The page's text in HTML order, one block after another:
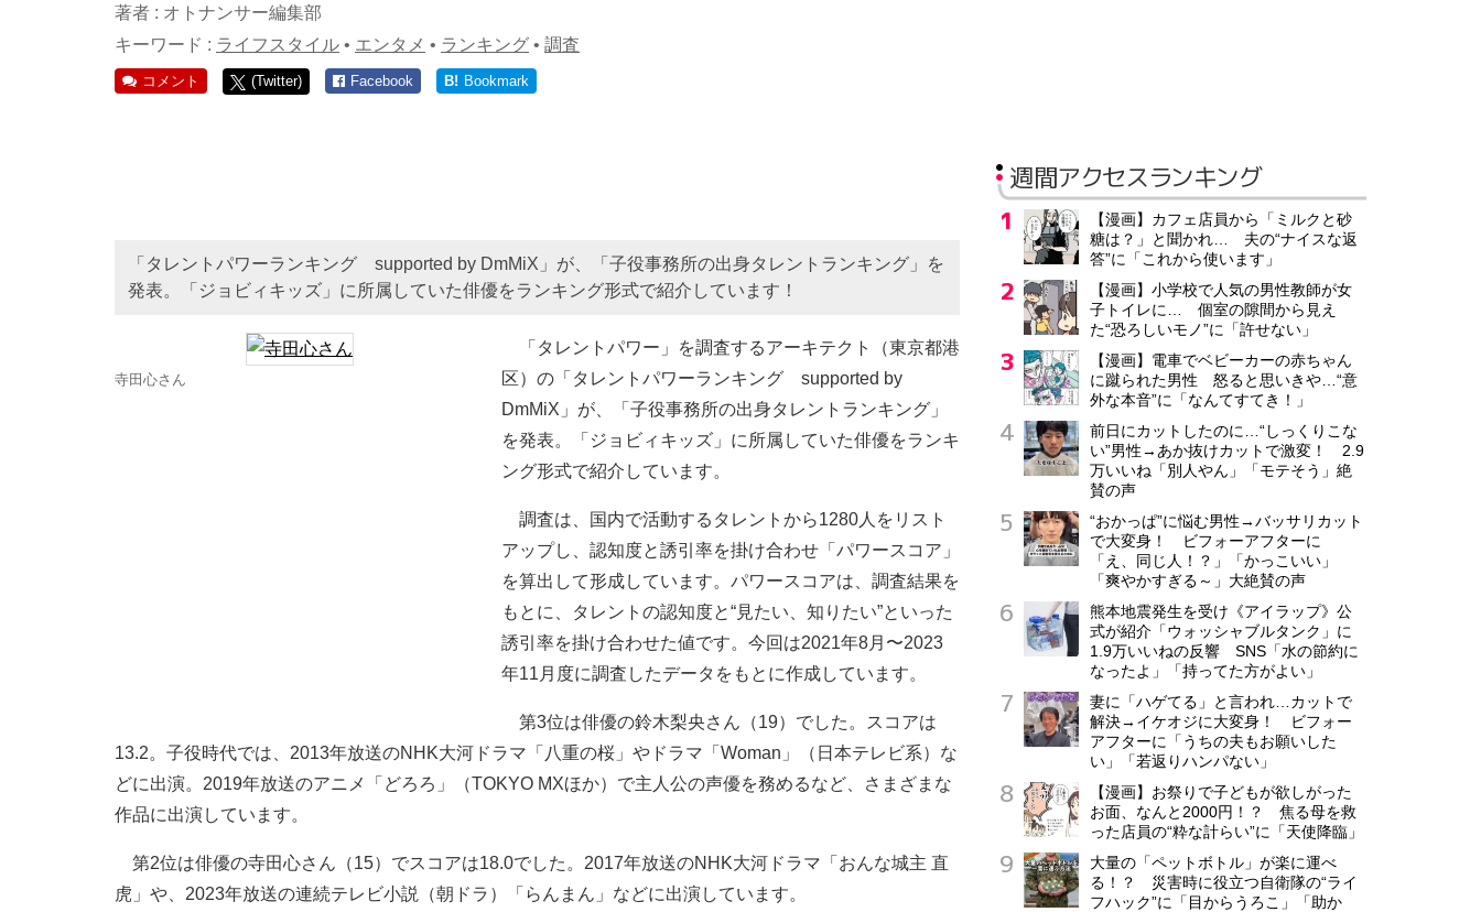
著者 : オトナンサー編集部
キーワード : ライフスタイル • エンタメ • ランキング • 調査
コメント (Twitter) Facebook B! Bookmark
「タレントパワーランキング supported by DmMiX」が、「子役事務所の出身タレントランキング」を
発表。「ジョビィキッズ」に所属していた俳優をランキング形式で紹介しています！
寺田心さん
「タレントパワー」を調査するアーキテクト（東京都港
区）の「タレントパワーランキング supported by
DmMiX」が、「子役事務所の出身タレントランキング」
を発表。「ジョビィキッズ」に所属していた俳優をランキ
ング形式で紹介しています。
調査は、国内で活動するタレントから1280人をリスト
アップし、認知度と誘引率を掛け合わせ「パワースコア」
を算出して形成しています。パワースコアは、調査結果を
もとに、タレントの認知度と“見たい、知りたい”といった
誘引率を掛け合わせた値です。今回は2021年8月〜2023
年11月度に調査したデータをもとに作成しています。
第3位は俳優の鈴木梨央さん（19）でした。スコアは
13.2。子役時代では、2013年放送のNHK大河ドラマ「八重の桜」やドラマ「Woman」（日本テレビ系）な
どに出演。2019年放送のアニメ「どろろ」（TOKYO MXほか）で主人公の声優を務めるなど、さまざまな
作品に出演しています。
第2位は俳優の寺田心さん（15）でスコアは18.0でした。2017年放送のNHK大河ドラマ「おんな城主 直
虎」や、2023年放送の連続テレビ小説（朝ドラ）「らんまん」などに出演しています。
週間アクセスランキング
【漫画】カフェ店員から「ミルクと砂
糖は？」と聞かれ… 夫の“ナイスな返
答”に「これから使います」
【漫画】小学校で人気の男性教師が女
子トイレに… 個室の隙間から見え
た“恐ろしいモノ”に「許せない」
【漫画】電車でベビーカーの赤ちゃん
に蹴られた男性 怒ると思いきや…“意
外な本音”に「なんてすてき！」
前日にカットしたのに…“しっくりこな
い”男性→あか抜けカットで激変！ 2.9
万いいね「別人やん」「モテそう」絶
賛の声
“おかっぱ”に悩む男性→バッサリカット
で大変身！ ビフォーアフターに
「え、同じ人！？」「かっこいい」
「爽やかすぎる～」大絶賛の声
熊本地震発生を受け《アイラップ》公
式が紹介「ウォッシャブルタンク」に
1.9万いいねの反響 SNS「水の節約に
なったよ」「持ってた方がよい」
妻に「ハゲてる」と言われ…カットで
解決→イケオジに大変身！ ビフォー
アフターに「うちの夫もお願いした
い」「若返りハンパない」
【漫画】お祭りで子どもが欲しがった
お面、なんと2000円！？ 焦る母を救
った店員の“粋な計らい”に「天使降臨」
大量の「ペットボトル」が楽に運べ
る！？ 災害時に役立つ自衛隊の“ライ
フハック”に「目からうろこ」「助か